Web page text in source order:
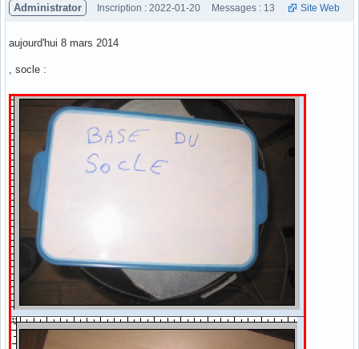
Administrator Inscription : 2022-01-20 Messages : 13 Site Web
aujourd'hui 8 mars 2014
, socle :